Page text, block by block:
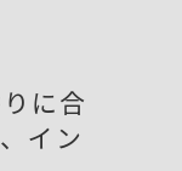
に合
イン